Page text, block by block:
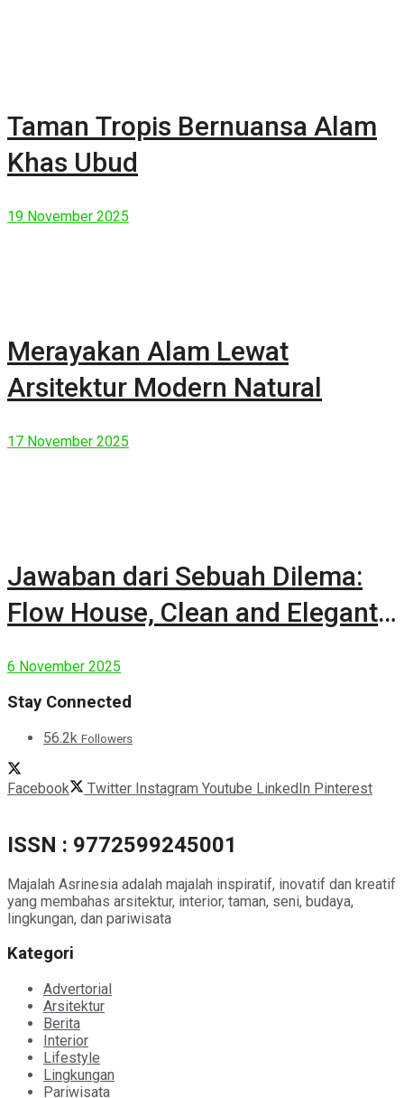
Taman Tropis Bernuansa Alam
Khas Ubud
19 November 2025
Merayakan Alam Lewat
Arsitektur Modern Natural
17 November 2025
Jawaban dari Sebuah Dilema:
Flow House, Clean and Elegant
6 November 2025
Stay Connected
56.2k Followers
Facebook Twitter Instagram Youtube LinkedIn Pinterest
ISSN : 9772599245001
Majalah Asrinesia adalah majalah inspiratif, inovatif dan kreatif
yang membahas arsitektur, interior, taman, seni, budaya,
lingkungan, dan pariwisata
Kategori
Advertorial
Arsitektur
Berita
Interior
Lifestyle
Lingkungan
Pariwisata